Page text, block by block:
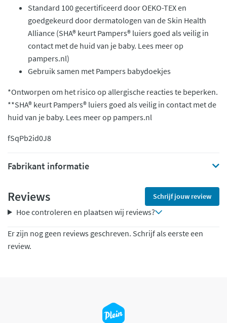
Standard 100 gecertificeerd door OEKO-TEX en
goedgekeurd door dermatologen van de Skin Health
Alliance (SHA® keurt Pampers® luiers goed als veilig in
contact met de huid van je baby. Lees meer op
pampers.nl)
Gebruik samen met Pampers babydoekjes
*Ontworpen om het risico op allergische reacties te beperken.
**SHA® keurt Pampers® luiers goed als veilig in contact met de
huid van je baby. Lees meer op pampers.nl
fSqPb2id0J8
Fabrikant informatie
Reviews Schrijf jouw review
Hoe controleren en plaatsen wij reviews?
Er zijn nog geen reviews geschreven. Schrijf als eerste een
review.